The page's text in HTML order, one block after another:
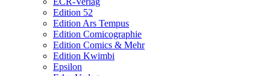
Edition 52
Edition Ars Tempus
Edition Comicographie
Edition Comics & Mehr
Edition Kwimbi
Epsilon